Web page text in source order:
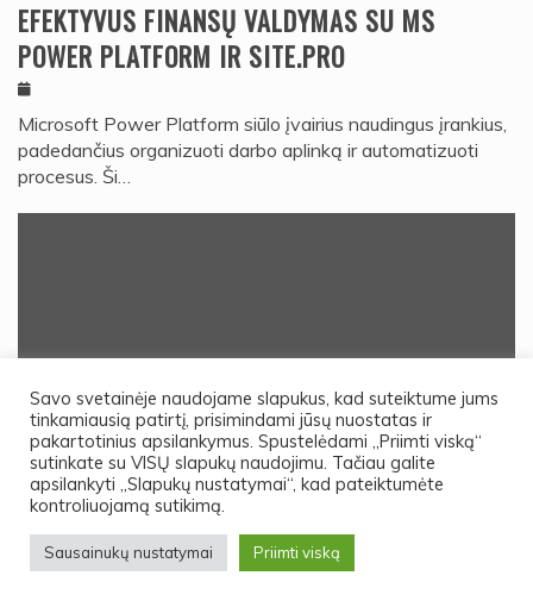
EFEKTYVUS FINANSŲ VALDYMAS SU MS
POWER PLATFORM IR SITE.PRO
Microsoft Power Platform siūlo įvairius naudingus įrankius,
padedančius organizuoti darbo aplinką ir automatizuoti
procesus. Ši…
KOKIE VESTUVINIAI ŽIEDAI YRA GERESNI:
Savo svetainėje naudojame slapukus, kad suteiktume jums
tinkamiausią patirtį, prisimindami jūsų nuostatas ir
pakartotinius apsilankymus. Spustelėdami „Priimti viską“
sutinkate su VISŲ slapukų naudojimu. Tačiau galite
apsilankyti „Slapukų nustatymai“, kad pateiktumėte
kontroliuojamą sutikimą.
Sausainukų nustatymai Priimti viską